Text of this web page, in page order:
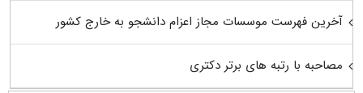
آخرین فهرست موسسات مجاز اعزام دانشجو به خارج کشور
مصاحبه با رتبه های برتر دکتری